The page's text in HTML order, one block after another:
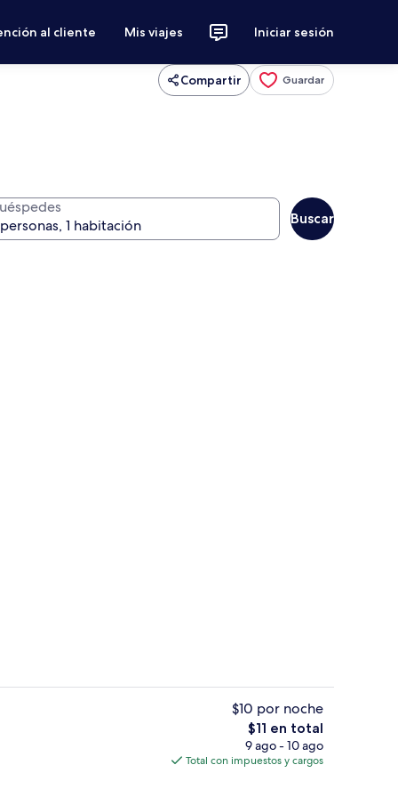
al cliente Mis viajes Iniciar sesión
Compartir Guardar
Buscar
Wifi gratis
$10 por noche
El
precio
total
$11 en total
9 ago - 10 ago
Total con impuestos y cargos